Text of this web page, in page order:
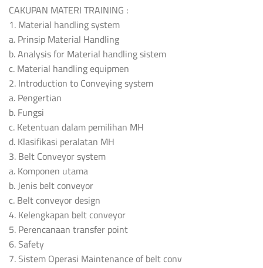
CAKUPAN MATERI TRAINING :
1. Material handling system
a. Prinsip Material Handling
b. Analysis for Material handling sistem
c. Material handling equipmen
2. Introduction to Conveying system
a. Pengertian
b. Fungsi
c. Ketentuan dalam pemilihan MH
d. Klasifikasi peralatan MH
3. Belt Conveyor system
a. Komponen utama
b. Jenis belt conveyor
c. Belt conveyor design
4. Kelengkapan belt conveyor
5. Perencanaan transfer point
6. Safety
7. Sistem Operasi Maintenance of belt conv